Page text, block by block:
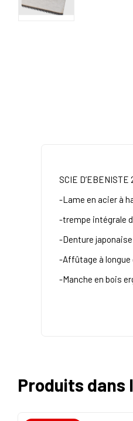
SCIE D’EBENISTE
-Lame en acier à
-trempe intégrale
-Denture
-Affûtage à longue
-Manche en bois
Produits dans